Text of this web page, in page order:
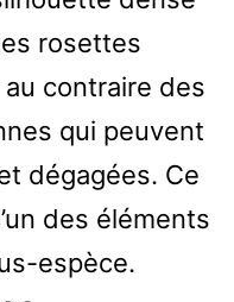
rosettes
contraire des
qui peuvent
dégagées. Ce
des éléments
espèce.